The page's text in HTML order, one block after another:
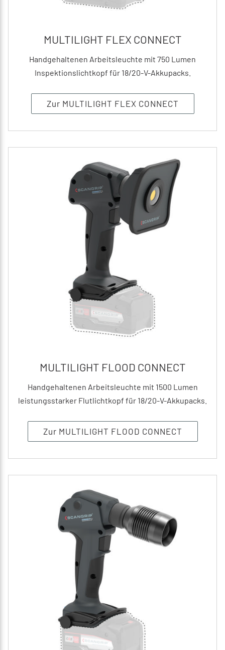
MULTILIGHT FLEX CONNECT
Handgehaltenen Arbeitsleuchte mit 750 Lumen
Inspektionslichtkopf für 18/20-V-Akkupacks.
Zur MULTILIGHT FLEX CONNECT
MULTILIGHT FLOOD CONNECT
Handgehaltenen Arbeitsleuchte mit 1500 Lumen
leistungsstarker Flutlichtkopf für 18/20-V-Akkupacks.
Zur MULTILIGHT FLOOD CONNECT